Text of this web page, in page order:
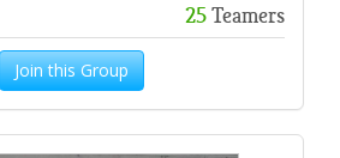
25Teamers
Join this Group